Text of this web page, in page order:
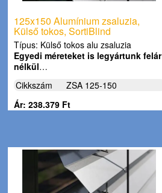
125x150 Alumínium zsaluzia,
Külső tokos, SortiBlind
Típus: Külső tokos alu zsaluzia
Egyedi méreteket is legyártunk felár
nélkül…
Cikkszám
ZSA 125-150
Ár: 238.379 Ft